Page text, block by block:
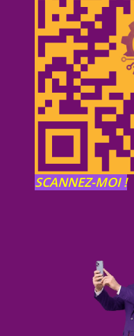
SCANNEZ-MOI !